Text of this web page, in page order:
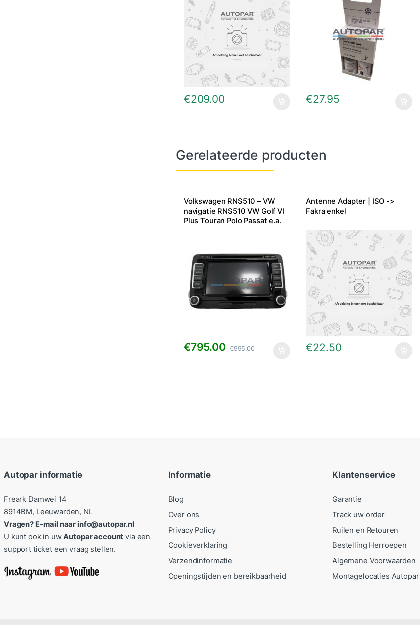
€209.00 €27.95
Gerelateerde producten
Volkswagen RNS510 – VW
navigatie RNS510 VW Golf VI
Plus Touran Polo Passat e.a.
€795.00 €995.00
Antenne Adapter | ISO ->
Fakra enkel
€22.50
Autopar informatie
Freark Damwei 14
8914BM, Leeuwarden, NL
Vragen? E-mail naar info@autopar.nl
U kunt ook in uwAutopar account via een
support ticket een vraag stellen.
Informatie
Blog
Over ons
Privacy Policy
Cookieverklaring
Verzendinformatie
Openingstijden en bereikbaarheid
Klantenservice
Garantie
Track uw order
Ruilen en Retouren
Bestelling Herroepen
Algemene Voorwaarden
Montagelocaties Autopar